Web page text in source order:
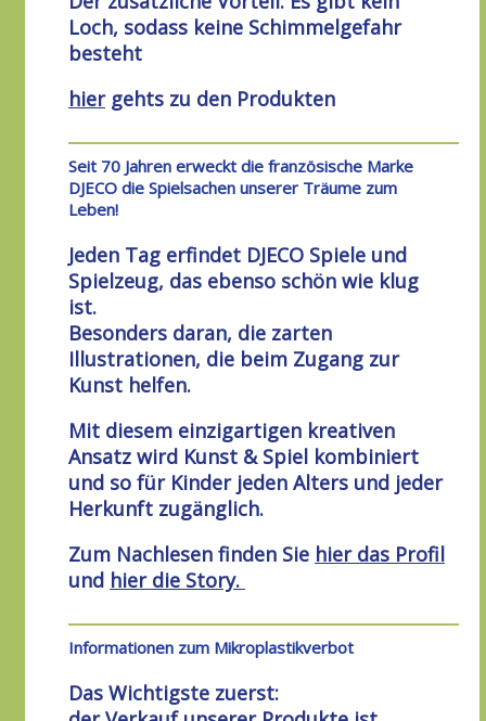
Loch, sodass keine Schimmelgefahr
besteht
hiergehts zu den Produkten
Seit 70 Jahren erweckt die französische Marke
DJECO die Spielsachen unserer Träume zum
Leben!
Jeden Tag erfindet DJECO Spiele und
Spielzeug, das ebenso schön wie klug
ist.
Besonders daran, die zarten
Illustrationen, die beim Zugang zur
Kunst helfen.
Mit diesem einzigartigen kreativen
Ansatz wird Kunst & Spiel kombiniert
und so für Kinder jeden Alters und jeder
Herkunft zugänglich.
Zum Nachlesen finden Sie hier das Profil
und hier die Story.
Informationen zum Mikroplastikverbot
Das Wichtigste zuerst: